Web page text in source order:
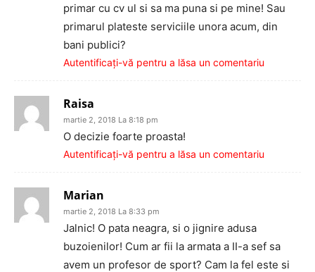
primar cu cv ul si sa ma puna si pe mine! Sau
primarul plateste serviciile unora acum, din
bani publici?
Autentificați-vă pentru a lăsa un comentariu
Raisa
martie 2, 2018 La 8:18 pm
O decizie foarte proasta!
Autentificați-vă pentru a lăsa un comentariu
Marian
martie 2, 2018 La 8:33 pm
Jalnic! O pata neagra, si o jignire adusa
buzoienilor! Cum ar fii la armata a II-a sef sa
avem un profesor de sport? Cam la fel este si